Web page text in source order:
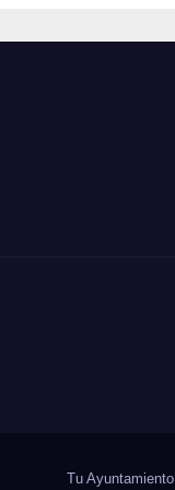
Tu Ayuntamiento